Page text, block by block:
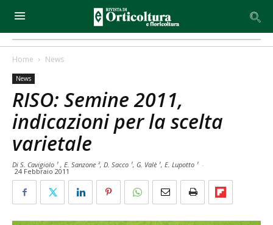
Home News
News
RISO: Semine 2011,
indicazioni per la scelta
varietale
Di S. Cavigiolo ¹ , E. Sanzone ², D. Sacco ¹, G. Valè ¹, E. Lupotto ¹ -
24 Febbraio 2011